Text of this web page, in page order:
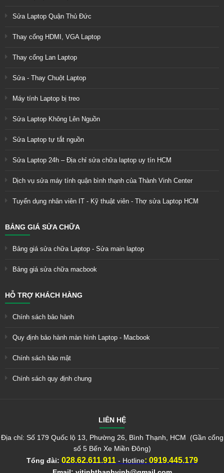
Sửa Laptop Quận Thủ Đức
Thay cổng HDMI, VGA Laptop
Thay cổng Lan Laptop
Sửa - Thay Chuột Laptop
Máy tính Laptop bị treo
Sửa Laptop Không Lên Nguồn
Sửa Laptop tự tắt nguồn
Sửa Laptop 24h – Địa chỉ sửa chữa laptop uy tín HCM
Dịch vụ sửa máy tính quận bình thạnh của Thành Vinh Center
Tuyển dụng nhân viên IT - Kỹ thuật viên - Thợ sửa Laptop HCM
BẢNG GIÁ SỬA CHỮA
Bảng giá sửa chữa Laptop - Sửa main laptop
Bảng giá sửa chữa macbook
HỖ TRỢ KHÁCH HÀNG
Chính sách bảo hành
Quy định bảo hành màn hình Laptop - Macbook
Chính sách bảo mật
Chính sách quy định chung
LIÊN HỆ
Địa chỉ: Số 179 Quốc lộ 13, Phường 26, Bình Thạnh, HCM (Gần cổng
số 5 Bến Xe Miền Đông)
Tổng đài: 028.62.611.911 - Hotline: 0919.445.179